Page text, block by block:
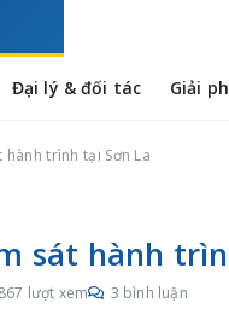
Đại lý & đối tác Giải
trình tại Sơn La
sát hành
lượt xem 3 bình luận